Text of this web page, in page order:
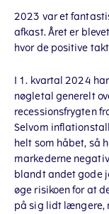
2023 var et
afkast. Året er
hvor de positive
I 1. kvartal 2024
nøgletal generelt
recessionsfrygten
Selvom
helt som håbet, så
markederne
blandt andet gode
øge risikoen for at
på sig lidt længere,